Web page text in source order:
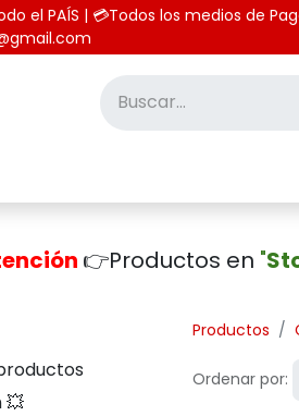
todo el PAÍS | 💳Todos los
👉Productos en "
💥
Productos
Ordenar por: